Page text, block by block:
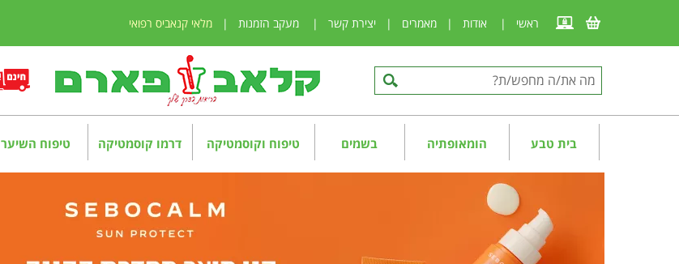
ראשי | אודות | מאמרים | יצירת קשר | מעקב הזמנות | מלאי קנאביס רפואי
בית טבע הומאופתיה בשמים טיפוח וקוסמטיקה דרמו קוסמטיקה טיפוח השיער